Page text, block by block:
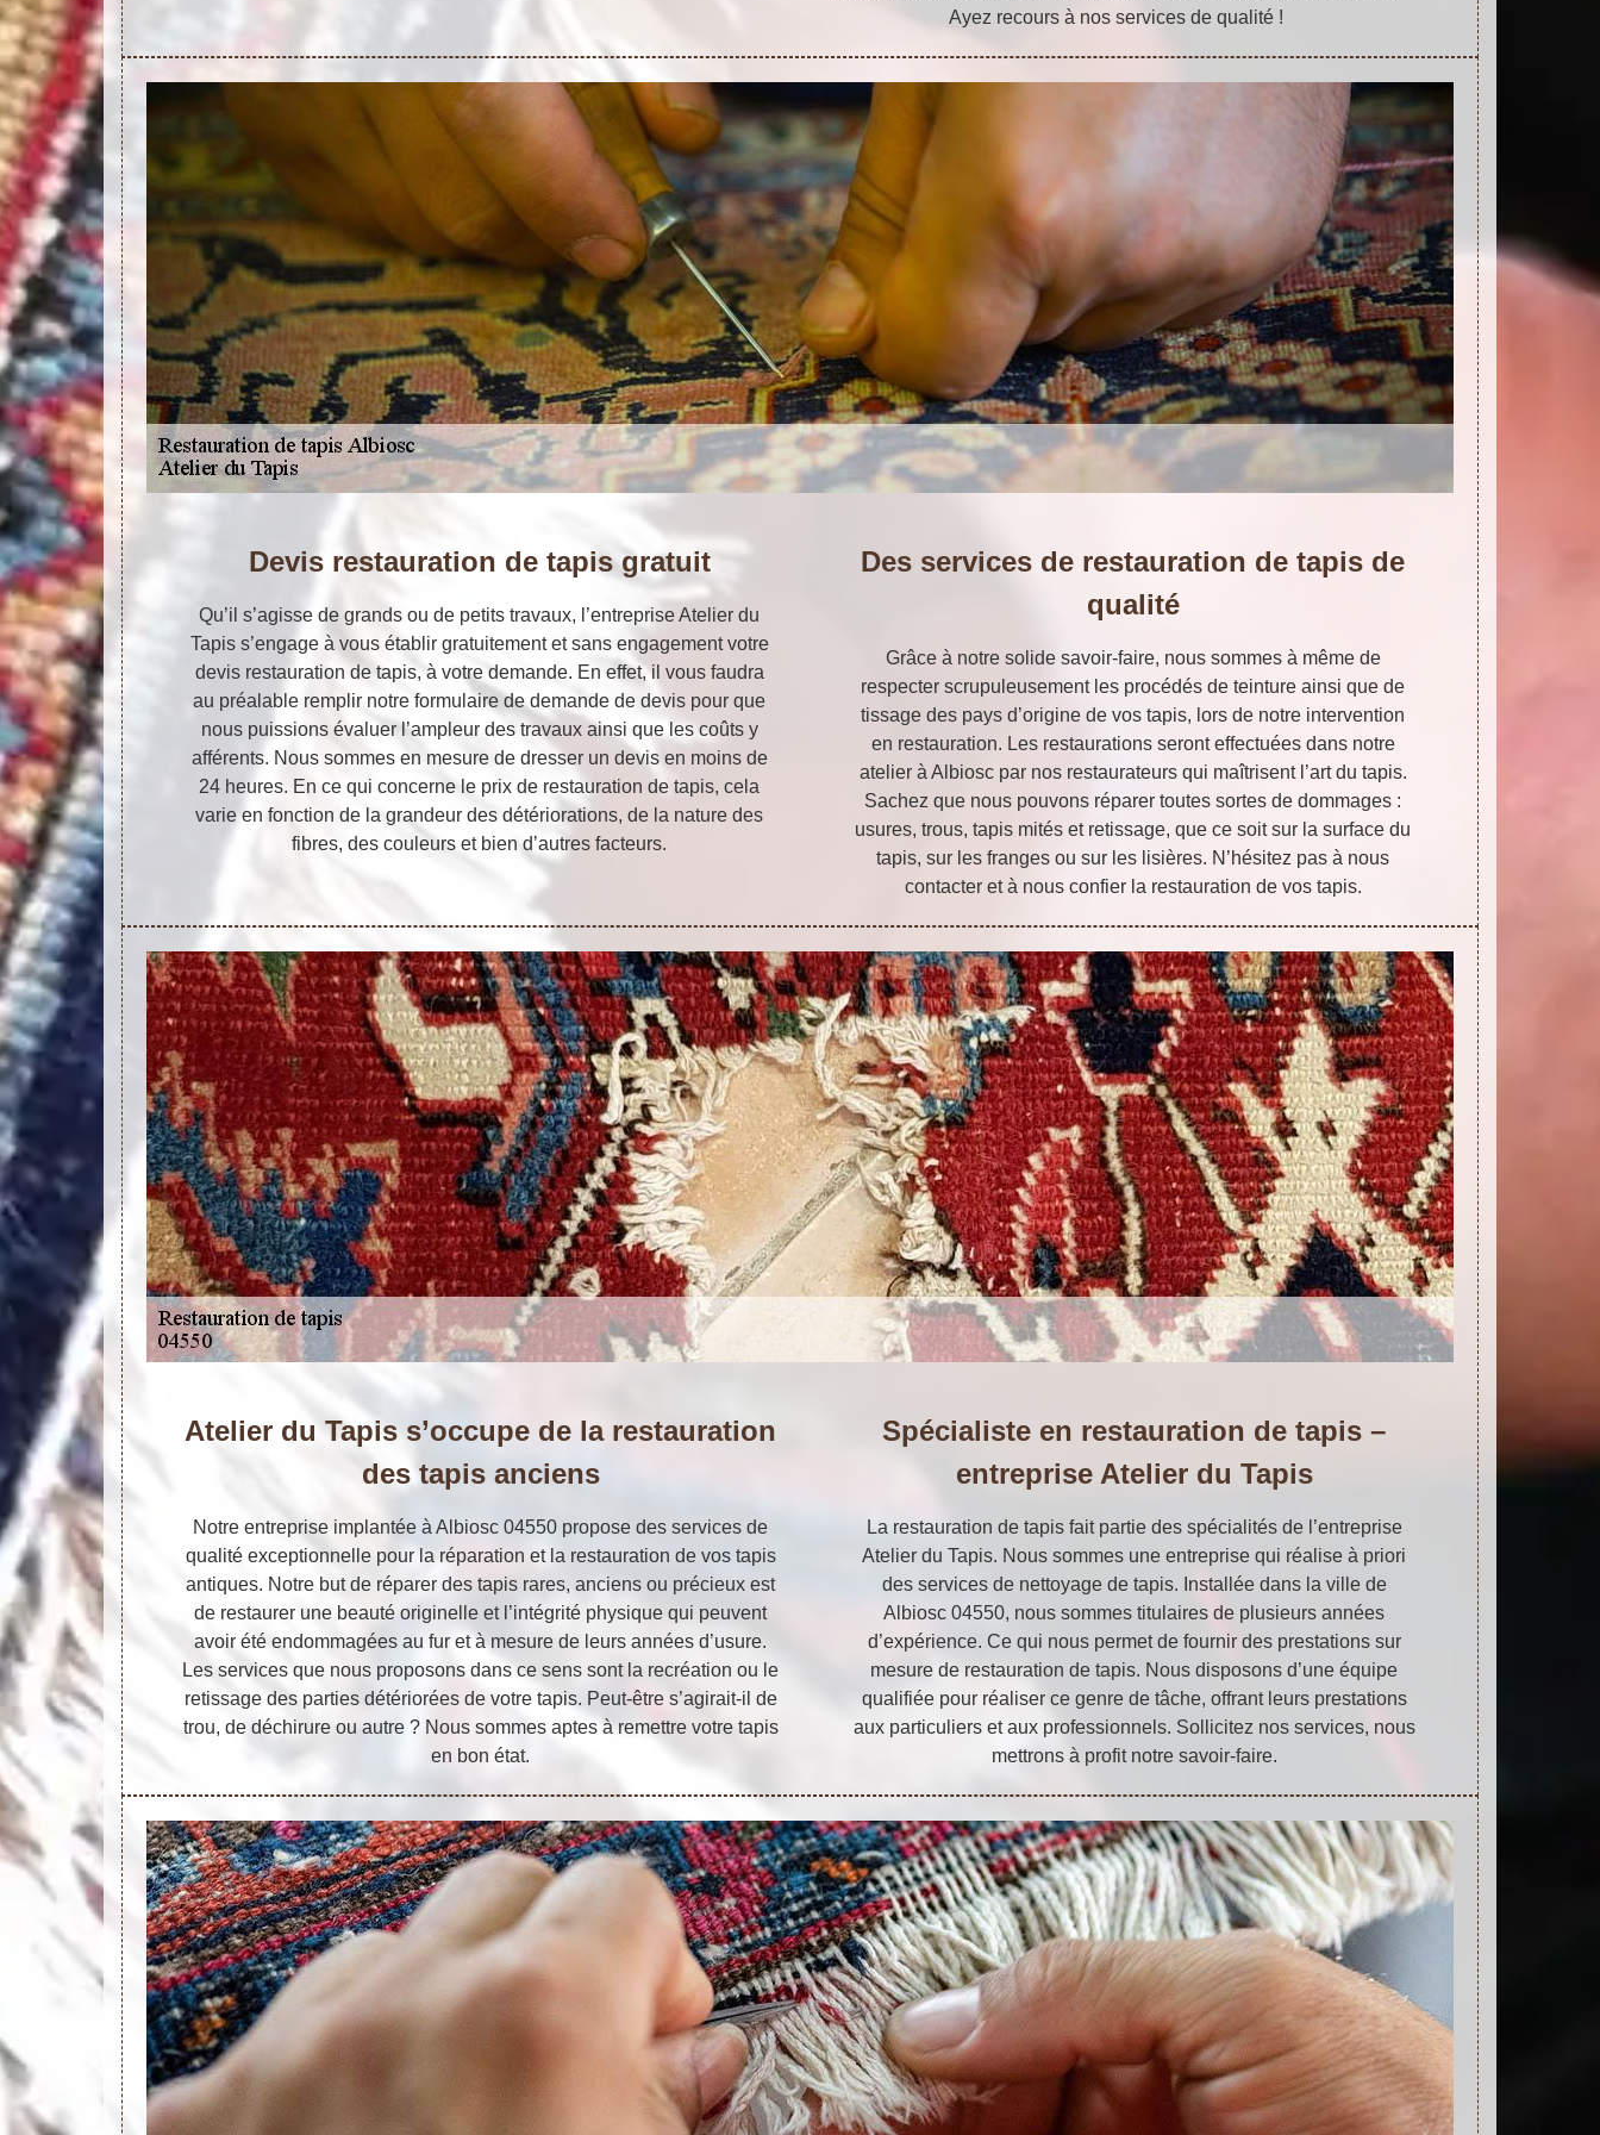
Ayez recours à nos services de qualité !
Devis restauration de tapis gratuit
Qu’il s’agisse de grands ou de petits travaux, l’entreprise Atelier du
Tapis s’engage à vous établir gratuitement et sans engagement votre
devis restauration de tapis, à votre demande. En effet, il vous faudra
au préalable remplir notre formulaire de demande de devis pour que
nous puissions évaluer l’ampleur des travaux ainsi que les coûts y
afférents. Nous sommes en mesure de dresser un devis en moins de
24 heures. En ce qui concerne le prix de restauration de tapis, cela
varie en fonction de la grandeur des détériorations, de la nature des
fibres, des couleurs et bien d’autres facteurs.
Des services de restauration de tapis de
qualité
Grâce à notre solide savoir-faire, nous sommes à même de
respecter scrupuleusement les procédés de teinture ainsi que de
tissage des pays d’origine de vos tapis, lors de notre intervention
en restauration. Les restaurations seront effectuées dans notre
atelier à Albiosc par nos restaurateurs qui maîtrisent l’art du tapis.
Sachez que nous pouvons réparer toutes sortes de dommages :
usures, trous, tapis mités et retissage, que ce soit sur la surface du
tapis, sur les franges ou sur les lisières. N’hésitez pas à nous
contacter et à nous confier la restauration de vos tapis.
Atelier du Tapis s’occupe de la restauration
des tapis anciens
Notre entreprise implantée à Albiosc 04550 propose des services de
qualité exceptionnelle pour la réparation et la restauration de vos tapis
antiques. Notre but de réparer des tapis rares, anciens ou précieux est
de restaurer une beauté originelle et l’intégrité physique qui peuvent
avoir été endommagées au fur et à mesure de leurs années d’usure.
Les services que nous proposons dans ce sens sont la recréation ou le
retissage des parties détériorées de votre tapis. Peut-être s’agirait-il de
trou, de déchirure ou autre ? Nous sommes aptes à remettre votre tapis
en bon état.
Spécialiste en restauration de tapis –
entreprise Atelier du Tapis
La restauration de tapis fait partie des spécialités de l’entreprise
Atelier du Tapis. Nous sommes une entreprise qui réalise à priori
des services de nettoyage de tapis. Installée dans la ville de
Albiosc 04550, nous sommes titulaires de plusieurs années
d’expérience. Ce qui nous permet de fournir des prestations sur
mesure de restauration de tapis. Nous disposons d’une équipe
qualifiée pour réaliser ce genre de tâche, offrant leurs prestations
aux particuliers et aux professionnels. Sollicitez nos services, nous
mettrons à profit notre savoir-faire.